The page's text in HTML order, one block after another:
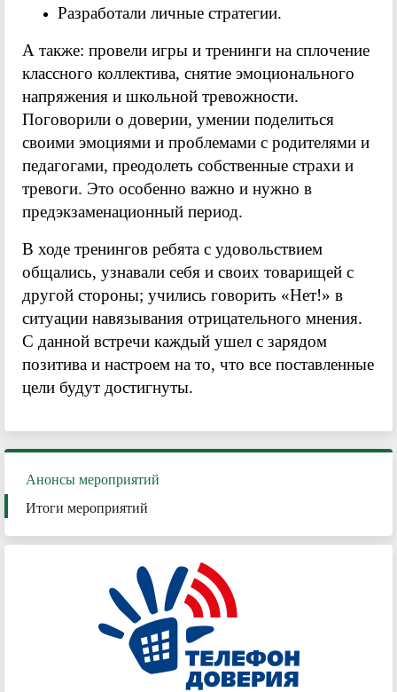
Разработали личные стратегии.
А также: провели игры и тренинги на сплочение
классного коллектива, снятие эмоционального
напряжения и школьной тревожности.
Поговорили о доверии, умении поделиться
своими эмоциями и проблемами с родителями и
педагогами, преодолеть собственные страхи и
тревоги. Это особенно важно и нужно в
предэкзаменационный период.
В ходе тренингов ребята с удовольствием
общались, узнавали себя и своих товарищей с
другой стороны; учились говорить «Нет!» в
ситуации навязывания отрицательного мнения.
С данной встречи каждый ушел с зарядом
позитива и настроем на то, что все поставленные
цели будут достигнуты.
Анонсы мероприятий
Итоги мероприятий